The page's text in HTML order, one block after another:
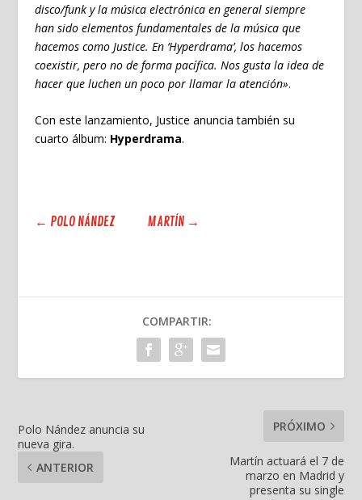
disco/funk y la música electrónica en general siempre
han sido elementos fundamentales de la música que
hacemos como Justice. En ‘Hyperdrama’, los hacemos
coexistir, pero no de forma pacífica. Nos gusta la idea de
hacer que luchen un poco por llamar la atención».
Con este lanzamiento, Justice anuncia también su
cuarto álbum: Hyperdrama.
← POLO NÁNDEZ MARTÍN→
COMPARTIR:
Polo Nández anuncia su
nueva gira.
ANTERIOR
PRÓXIMO
Martín actuará el 7 de
marzo en Madrid y
presenta su single